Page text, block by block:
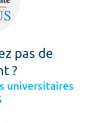
pas de
?
universitaires